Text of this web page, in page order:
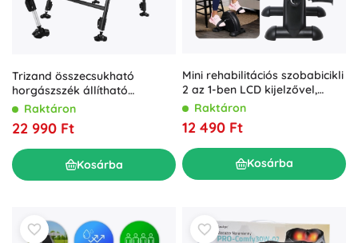
Trizand összecsukható
horgászszék állítható
háttámlával
Raktáron
22 990 Ft
Kosárba
Mini rehabilitációs szobabicikli
2 az 1-ben LCD kijelzővel,
fekete
Raktáron
12 490 Ft
Kosárba